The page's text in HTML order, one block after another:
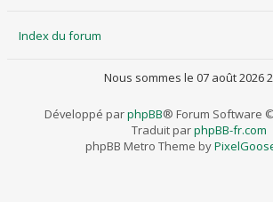
Index du forum
Nous sommes le 07 août 2026
Développé parphpBB® Forum Software
Traduit parphpBB-fr.com
phpBB Metro Theme by